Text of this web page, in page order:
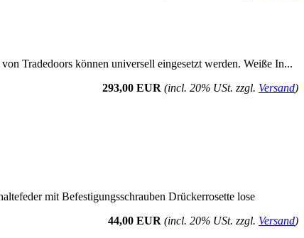
Tradedoors können universell eingesetzt werden. Weiße In...
293,00 EUR (incl. 20% USt. zzgl. Versand)
mit Befestigungsschrauben Drückerrosette lose
44,00 EUR (incl. 20% USt. zzgl. Versand)